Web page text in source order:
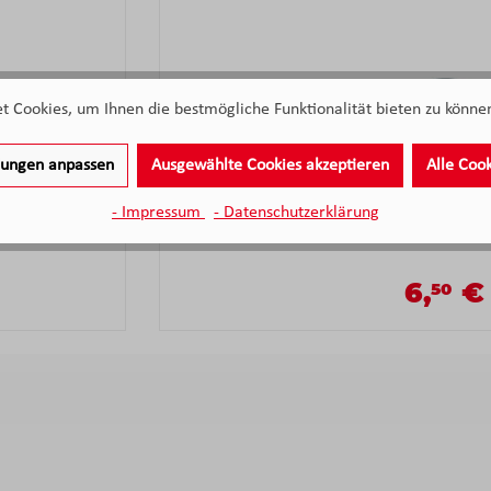
Leonardo Keramikuntertasse
Regulärer
6,50 €
Cookies, um Ihnen die bestmögliche Funktionalität bieten zu
anpassen Ausgewählte Cookies akzeptieren Alle
- Impressum - Datenschutzerklärung